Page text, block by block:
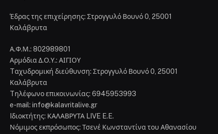
Έδρας της επιχείρησης: Στρογγυλό Βουνό 0, 25001
Καλάβρυτα
Α.Φ.Μ.: 802989801
Αρμόδια Δ.Ο.Υ.: ΑΙΓΙΟΥ
Tαχυδρομική διεύθυνση: Στρογγυλό Βουνό 0, 25001
Καλάβρυτα
Tηλέφωνο επικοινωνίας: 6945953993
e-mail: info@kalavritalive.gr
Iδιοκτήτης: ΚΑΛΑΒΡΥΤΑ LIVE E.E.
Νόμιμος εκπρόσωπος: Τσενέ Κωνσταντίνα του Αθανασίου